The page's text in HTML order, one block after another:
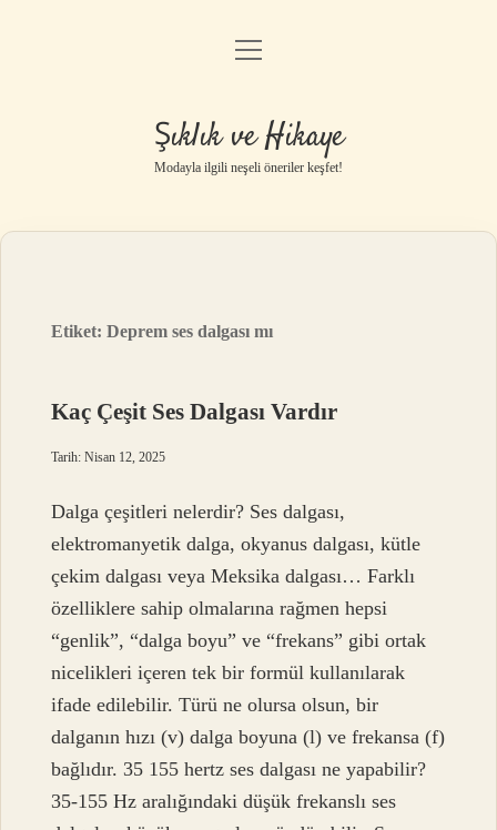
Gizlilik Politikası
Yasal Uyarı
menüyü
Şıklık ve Hikaye
Modayla ilgili neşeli öneriler keşfet!
Etiket:Deprem ses dalgası mı
Kaç Çeşit Ses Dalgası Vardır
Tarih: Nisan 12, 2025
Dalga çeşitleri nelerdir? Ses dalgası,
elektromanyetik dalga, okyanus dalgası, kütle
çekim dalgası veya Meksika dalgası… Farklı
özelliklere sahip olmalarına rağmen hepsi
“genlik”, “dalga boyu” ve “frekans” gibi ortak
nicelikleri içeren tek bir formül kullanılarak
ifade edilebilir. Türü ne olursa olsun, bir
dalganın hızı (v) dalga boyuna (l) ve frekansa (f)
bağlıdır. 35 155 hertz ses dalgası ne yapabilir?
35-155 Hz aralığındaki düşük frekanslı ses